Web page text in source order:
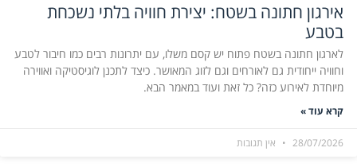
אירגון חתונה בשטח: יצירת חוויה בלתי נשכחת
בטבע
לארגון חתונה בשטח פתוח יש קסם משלו, עם יתרונות רבים כמו חיבור לטבע
וחוויה ייחודית גם לאורחים וגם לזוג המאושר. כיצד לתכנן לוגיסטיקה ואווירה
מיוחדת לאירוע כזה? כל זאת ועוד במאמר הבא.
קרא עוד »
28/07/2026 אין תגובות